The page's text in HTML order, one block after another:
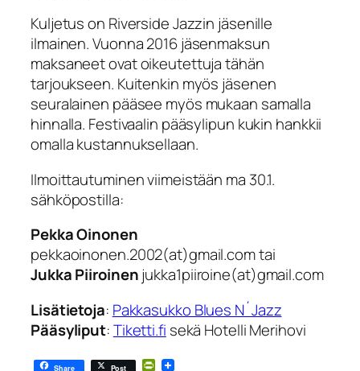
Kuljetus on Riverside Jazzin jäsenille
ilmainen. Vuonna 2016 jäsenmaksun
maksaneet ovat oikeutettuja tähän
tarjoukseen. Kuitenkin myös jäsenen
seuralainen pääsee myös mukaan samalla
hinnalla. Festivaalin pääsylipun kukin hankkii
omalla kustannuksellaan.
Ilmoittautuminen viimeistään ma 30.1.
sähköpostilla:
Pekka Oinonen
pekkaoinonen.2002(at)gmail.com tai
Jukka Piiroinenjukka1piiroine(at)gmail.com
Lisätietoja: Pakkasukko Blues N´Jazz
Pääsyliput:Tiketti.fi sekä Hotelli Merihovi
Share Post PrintFriendly